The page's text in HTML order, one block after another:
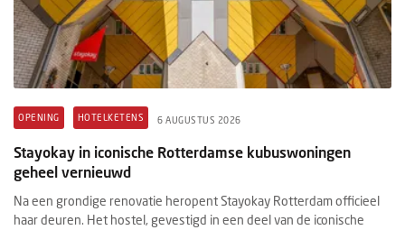
OPENING HOTELKETENS 6 AUGUSTUS 2026
Stayokay in iconische Rotterdamse kubuswoningen
geheel vernieuwd
Na een grondige renovatie heropent Stayokay Rotterdam officieel
haar deuren. Het hostel, gevestigd in een deel van de iconische